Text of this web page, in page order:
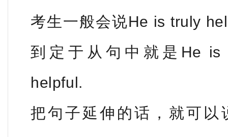
考生一般会说He is truly
到定于从句中就是He is
helpful.
把句子延伸的话，就可以